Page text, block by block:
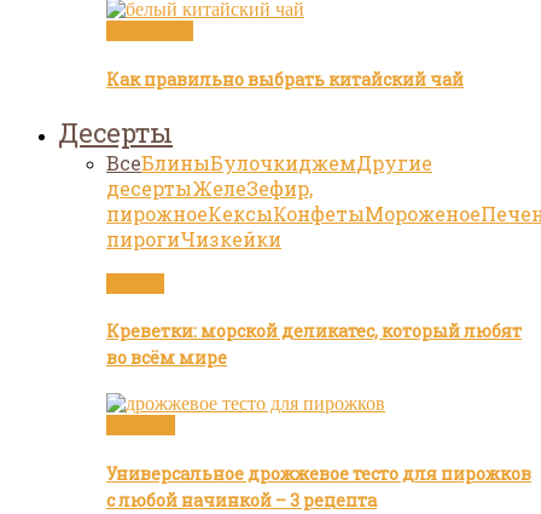
Как правильно выбрать китайский чай
Десерты
ВсеБлиныБулочкиджемДругие
десертыЖелеЗефир,
пирожноеКексыКонфетыМороженое
пирогиЧизкейки
Креветки: морской деликатес, который любят
во всём мире
Универсальное дрожжевое тесто для пирожков
с любой начинкой – 3 рецепта